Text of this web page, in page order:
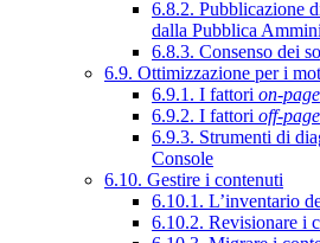
6.8.2. Pubblicazione
dalla Pubblica
6.8.3. Consenso dei
6.9. Ottimizzazione per i
6.9.1. I fattori on-page
6.9.2. I fattori off-page
6.9.3. Strumenti di
Console
6.10. Gestire i contenuti
6.10.1. L’inventario
6.10.2. Revisionare i